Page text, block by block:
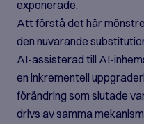
exponerade.
Att förstå det här
den nuvarande
AI-assisterad till AI-
en inkrementell
förändring som slutade
drivs av samma